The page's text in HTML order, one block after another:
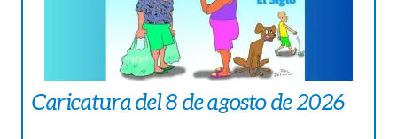
Caricatura del 8 de agosto de 2026